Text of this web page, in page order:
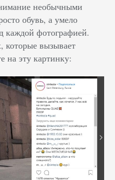
необычными
обувь, а умело
каждой фотографией.
которые вызывает
на эту картинку: